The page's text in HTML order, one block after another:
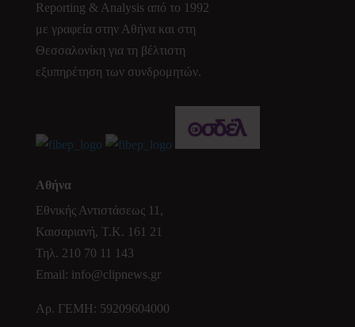
Reporting & Analysis από το 1992
με γραφεία στην Αθήνα και στη
Θεσσαλονίκη για τη βέλτιστη
εξυπηρέτηση των συνδρομητών.
Αθήνα
Εθνικής Αντιστάσεως 11,
Καισαριανή, Τ.Κ. 161 21
Τηλ. 210 70 11 143
Email: info@clipnews.gr
Αρ. ΓΕΜΗ: 59209604000